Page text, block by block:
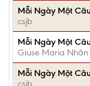
Mỗi Ngày Một
csjb.
Mỗi Ngày Một
Giuse Maria Nhân
Mỗi Ngày Một
csjb.